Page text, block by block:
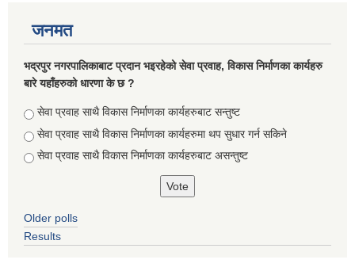
जनमत
भद्रपुर नगरपालिकाबाट प्रदान भइरहेको सेवा प्रवाह, विकास निर्माणका कार्यहरु
बारे यहाँहरुको धारणा के छ ?
Choices
सेवा प्रवाह साथै विकास निर्माणका कार्यहरुबाट सन्तुष्ट
सेवा प्रवाह साथै विकास निर्माणका कार्यहरुमा थप सुधार गर्न सकिने
सेवा प्रवाह साथै विकास निर्माणका कार्यहरुबाट असन्तुष्ट
Older polls
Results